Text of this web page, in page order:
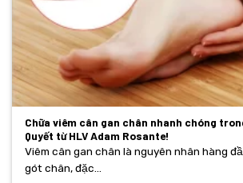
Chữa viêm cân gan chân nhanh chóng
Quyết từ HLV Adam Rosante!
Viêm cân gan chân là nguyên nhân hàng
gót chân, đặc...